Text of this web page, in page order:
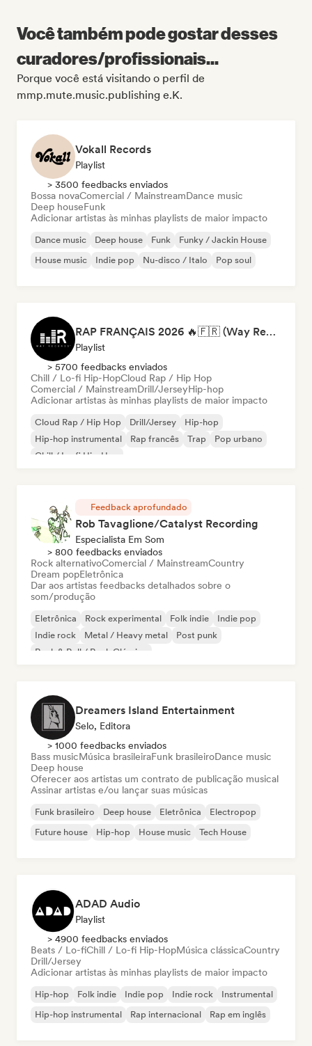
Você também pode gostar desses
curadores/profissionais...
Porque você está visitando o perfil de
mmp.mute.music.publishing e.K.
Vokall Records
Playlist
> 3500 feedbacks enviados
Bossa novaComercial / MainstreamDance music
Deep houseFunk
Adicionar artistas às minhas playlists de maior impacto
Dance music Deep house Funk
Funky / Jackin House
House music
Indie pop Nu-disco / Italo Pop soul
RAP FRANÇAIS 2026 🔥🇫🇷 (Way Records)
Playlist
> 5700 feedbacks enviados
Chill / Lo-fi Hip-HopCloud Rap / Hip Hop
Comercial / MainstreamDrill/JerseyHip-hop
Adicionar artistas às minhas playlists de maior impacto
Cloud Rap / Hip Hop Drill/Jersey
Hip-hop
Hip-hop instrumental
Rap francês Trap
Pop urbano
Chill / Lo-fi Hip-Hop
Feedback aprofundado
Rob Tavaglione/Catalyst Recording
Especialista Em Som
> 800 feedbacks enviados
Rock alternativoComercial / MainstreamCountry
Dream popEletrônica
Dar aos artistas feedbacks detalhados sobre o
som/produção
Eletrônica Rock experimental Folk indie
Indie pop
Indie rock
Metal / Heavy metal
Post punk
Rock & Roll / Rock Clássico
Dreamers Island Entertainment
Selo, Editora
> 1000 feedbacks enviados
Bass musicMúsica brasileiraFunk brasileiroDance music
Deep house
Oferecer aos artistas um contrato de publicação musical
Assinar artistas e/ou lançar suas músicas
Funk brasileiro Deep house Eletrônica
Electropop
Future house
Hip-hop House music Tech House
ADAD Audio
Playlist
> 4900 feedbacks enviados
Beats / Lo-fiChill / Lo-fi Hip-HopMúsica clássicaCountry
Drill/Jersey
Adicionar artistas às minhas playlists de maior impacto
Hip-hop Folk indie Indie pop Indie rock
Instrumental
Hip-hop instrumental
Rap internacional Rap em inglês